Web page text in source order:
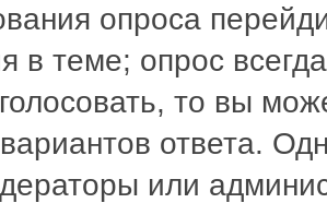
опроса
в теме; опрос
то вы
ответа.
или